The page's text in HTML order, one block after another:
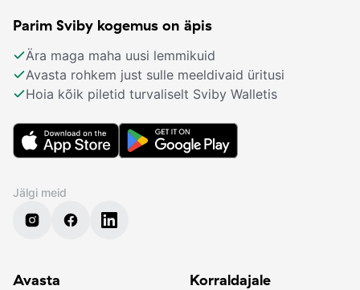
Parim Sviby kogemus on äpis
Ära maga maha uusi lemmikuid
Avasta rohkem just sulle meeldivaid üritusi
Hoia kõik piletid turvaliselt Sviby Walletis
Jälgi meid
Avasta Korraldajale